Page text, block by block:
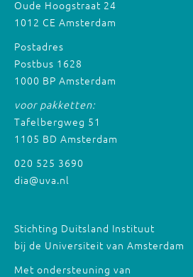
Oude Hoogstraat 24
1012 CE Amsterdam
Postadres
Postbus 1628
1000 BP Amsterdam
voor pakketten:
Tafelbergweg 51
1105 BD Amsterdam
020 525 3690
dia@uva.nl
Stichting Duitsland Instituut
bij de Universiteit van Amsterdam
Met ondersteuning van